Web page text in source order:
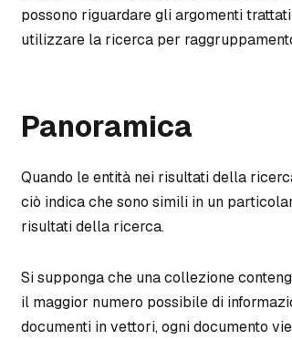
artificiali (ANN)
possono riguardare gli argomenti
utilizzare la ricerca per
Panoramica
Quando le entità nei risultati della
ciò indica che sono simili in un
risultati della ricerca.
Si supponga che una collezione
il maggior numero possibile di
documenti in vettori, ogni documento